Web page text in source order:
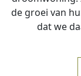
de groei van
dat we